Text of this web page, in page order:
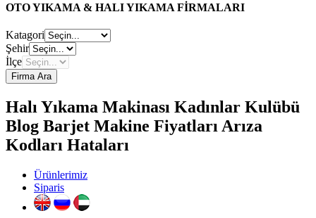
OTO YIKAMA & HALI YIKAMA FİRMALARI
Katagori
Şehir
İlçe
Firma Ara
Halı Yıkama Makinası Kadınlar Kulübü
Blog Barjet Makine Fiyatları Arıza
Kodları Hataları
Ürünlerimiz
Siparis